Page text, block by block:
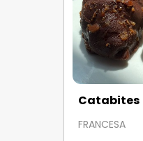
Catabites
FRANCESA